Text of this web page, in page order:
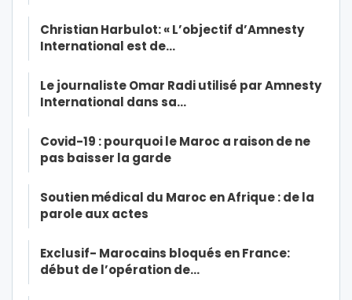
Christian Harbulot: « L’objectif d’Amnesty
International est de…
Le journaliste Omar Radi utilisé par Amnesty
International dans sa…
Covid-19 : pourquoi le Maroc a raison de ne
pas baisser la garde
Soutien médical du Maroc en Afrique : de la
parole aux actes
Exclusif- Marocains bloqués en France:
début de l’opération de…